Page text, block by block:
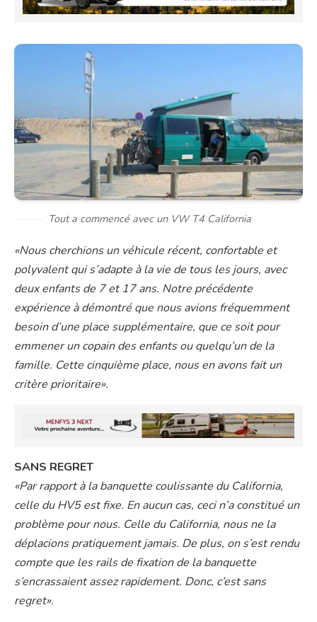
Tout a commencé avec un VW T4 California
«Nous cherchions un véhicule récent, confortable et
polyvalent qui s’adapte à la vie de tous les jours, avec
deux enfants de 7 et 17 ans. Notre précédente
expérience à démontré que nous avions fréquemment
besoin d’une place supplémentaire, que ce soit pour
emmener un copain des enfants ou quelqu’un de la
famille. Cette cinquième place, nous en avons fait un
critère prioritaire».
SANS REGRET
«Par rapport à la banquette coulissante du California,
celle du HV5 est fixe. En aucun cas, ceci n’a constitué un
problème pour nous. Celle du California, nous ne la
déplacions pratiquement jamais. De plus, on s’est rendu
compte que les rails de fixation de la banquette
s’encrassaient assez rapidement. Donc, c’est sans
regret».